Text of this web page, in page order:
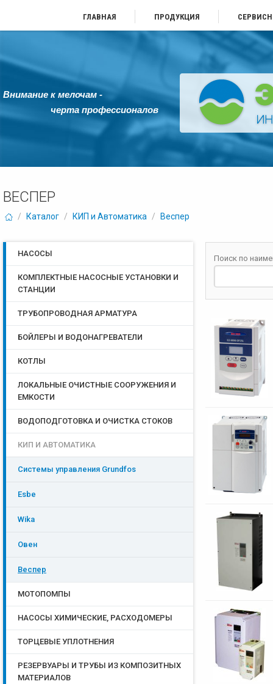
ГЛАВНАЯ ПРОДУКЦИЯ
Внимание к мелочам -
черта профессионалов
ВЕСПЕР
/ Каталог / КИП и Автоматика / Веспер
Поиск по
НАСОСЫ
КОМПЛЕКТНЫЕ НАСОСНЫЕ УСТАНОВКИ И
СТАНЦИИ
ТРУБОПРОВОДНАЯ АРМАТУРА
БОЙЛЕРЫ И ВОДОНАГРЕВАТЕЛИ
КОТЛЫ
ЛОКАЛЬНЫЕ ОЧИСТНЫЕ СООРУЖЕНИЯ И
ЕМКОСТИ
ВОДОПОДГОТОВКА И ОЧИСТКА СТОКОВ
КИП И АВТОМАТИКА
Системы управления Grundfos
Esbe
Wika
Овен
Веспер
МОТОПОМПЫ
НАСОСЫ ХИМИЧЕСКИЕ, РАСХОДОМЕРЫ
ТОРЦЕВЫЕ УПЛОТНЕНИЯ
РЕЗЕРВУАРЫ И ТРУБЫ ИЗ КОМПОЗИТНЫХ
МАТЕРИАЛОВ